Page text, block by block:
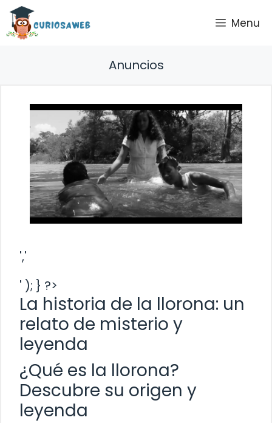
Saltar
contenido
Menu
Anuncios
','
' ); } ?>
La historia de la llorona: un
relato de misterio y
leyenda
¿Qué es la llorona?
Descubre su origen y
leyenda